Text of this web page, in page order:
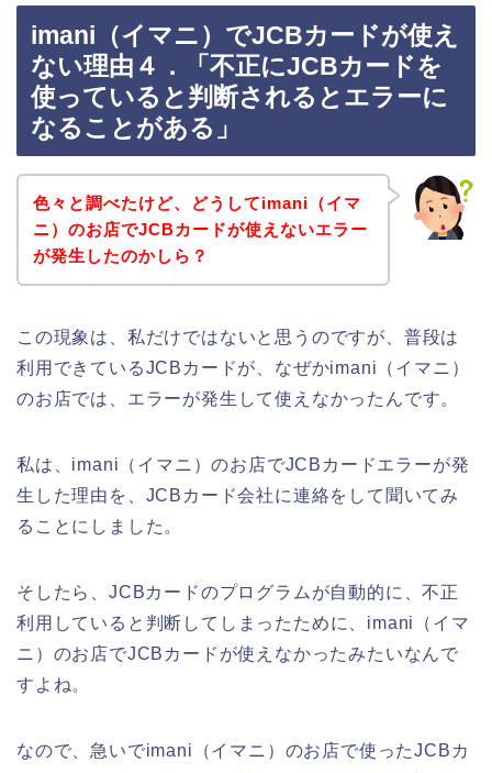
imani（イマニ）でJCBカードが使え
ない理由４．「不正にJCBカードを
使っていると判断されるとエラーに
なることがある」
色々と調べたけど、どうしてimani（イマ
ニ）のお店でJCBカードが使えないエラー
が発生したのかしら？
この現象は、私だけではないと思うのですが、普段は
利用できているJCBカードが、なぜかimani（イマニ）
のお店では、エラーが発生して使えなかったんです。
私は、imani（イマニ）のお店でJCBカードエラーが発
生した理由を、JCBカード会社に連絡をして聞いてみ
ることにしました。
そしたら、JCBカードのプログラムが自動的に、不正
利用していると判断してしまったために、imani（イマ
ニ）のお店でJCBカードが使えなかったみたいなんで
すよね。
なので、急いでimani（イマニ）のお店で使ったJCBカ